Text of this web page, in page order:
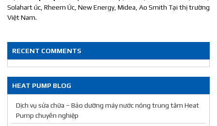
Solahart úc, Rheem Úc, New Energy, Midea, Ao Smith Tại thị trường
Việt Nam.
RECENT COMMENTS
HEAT PUMP BLOG
Dịch vụ sửa chữa – Bảo dưỡng máy nước nóng trung tâm Heat
Pump chuyên nghiệp